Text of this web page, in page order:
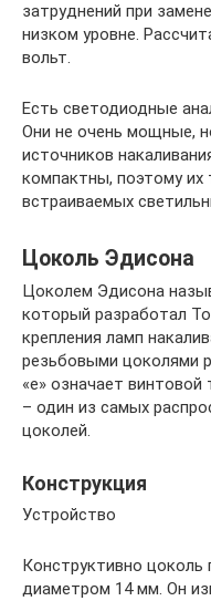
затруднений при
низком уровне.
вольт.
Есть светодиодные
Они не очень мощные,
источников
компактны, поэтому
встраиваемых
Цоколь Эдисона
Цоколем Эдисона
который разработал
крепления ламп
резьбовыми цоколями
«е» означает
– один из самых
цоколей.
Конструкция
Устройство
Конструктивно цоколь
диаметром 14 мм. Он